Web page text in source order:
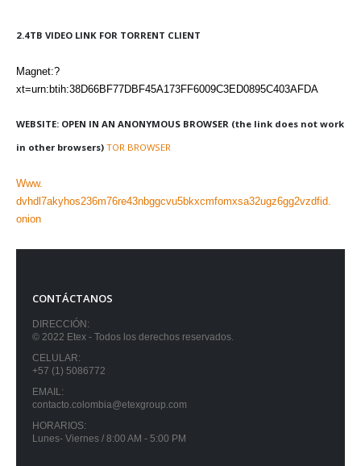
2.4TB VIDEO LINK FOR TORRENT CLIENT
Magnet:?
xt=urn:btih:38D66BF77DBF45A173FF6009C3ED0895C403AFDA
WEBSITE: OPEN IN AN ANONYMOUS BROWSER (the link does not work
in other browsers) TOR BROWSER
Www.
dvhdl7akyhos236m76re43nbggcvu5bkxcmfomxsa32ugz6gg2vzdfid.
onion
CONTÁCTANOS
DIRECCIÓN:
© 2022 Etex - Todos los derechos reservados.
CELULAR:
+57 (1) 5086772
EMAIL:
contacto.colombia@etexgroup.com
HORARIOS:
Lunes- Viernes / 8:00 AM - 5:00 PM